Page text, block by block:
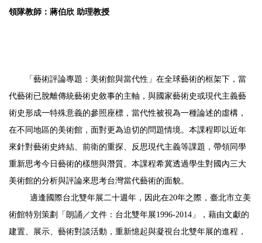
領隊教師：蔣伯欣 助理教授
「藝術評論專題：美術館與當代性」在全球藝術的框架下，當
代藝術已脫離傳統藝術史敘事的主軸，與國家藝術史或現代主義藝
術史形成一特殊意義的參照座標，當代性被視為一種論述的虛構，
在不同地區的美術館，面對更為迫切的問題情境。本課程即以近年
來針對藝術史終結、前衛的重探、反思現代主義等課題，帶領同學
重新思考今日藝術的樣態與潛質。本課程希冀透過學生對國內三大
美術館的分析與評論來思考台灣當代藝術的面貌。
適逢國際台北雙年展二十週年，因此在20年之際，臺北市立美
術館特別策劃「朗誦／文件：台北雙年展1996-2014」，藉由文獻的
建置、展示、藝術對談活動，重新憶起與凝視台北雙年展的進程，